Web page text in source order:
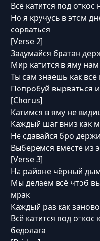
Всё катится под откос
Но я кручусь в этом
сорваться
[Verse 2]
Задумайся братан
Мир катится в яму
Ты сам знаешь как всё
Попробуй вырваться
[Chorus]
Катимся в яму не
Каждый шаг вниз как
Не сдавайся бро
Выберемся вместе из
[Verse 3]
На районе чёрный дым
Мы делаем всё чтоб
мрак
Каждый раз как
Всё катится под
бедолага